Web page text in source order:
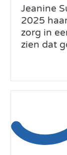
Jeanine
2025
zorg in
zien dat